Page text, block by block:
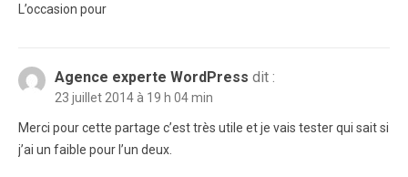
L’occasion pour
Agence experte WordPress dit :
23 juillet 2014 à 19 h 04 min
Merci pour cette partage c’est très utile et je vais tester qui sait si
j’ai un faible pour l’un deux.